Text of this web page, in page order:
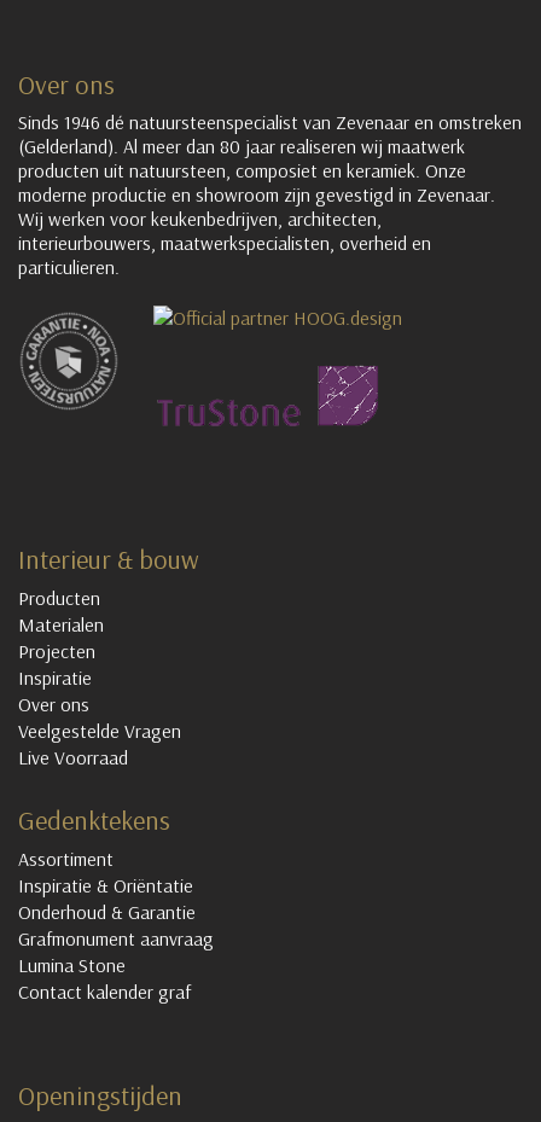
Over ons
Sinds 1946 dé natuursteenspecialist van Zevenaar en omstreken
(Gelderland). Al meer dan 80 jaar realiseren wij maatwerk
producten uit natuursteen, composiet en keramiek. Onze
moderne productie en showroom zijn gevestigd in Zevenaar.
Wij werken voor keukenbedrijven, architecten,
interieurbouwers, maatwerkspecialisten, overheid en
particulieren.
Interieur & bouw
Producten
Materialen
Projecten
Inspiratie
Over ons
Veelgestelde Vragen
Live Voorraad
Gedenktekens
Assortiment
Inspiratie & Oriëntatie
Onderhoud & Garantie
Grafmonument aanvraag
Lumina Stone
Contact kalender graf
Openingstijden